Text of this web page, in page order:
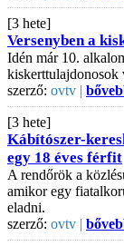
[3 hete]
Versenyben a
Idén már 10.
kiskerttulajdonosok
szerző: ovtv |
[3 hete]
Kábítószer-
egy 18 éves férfit
A rendőrök a
amikor egy
eladni.
szerző: ovtv |